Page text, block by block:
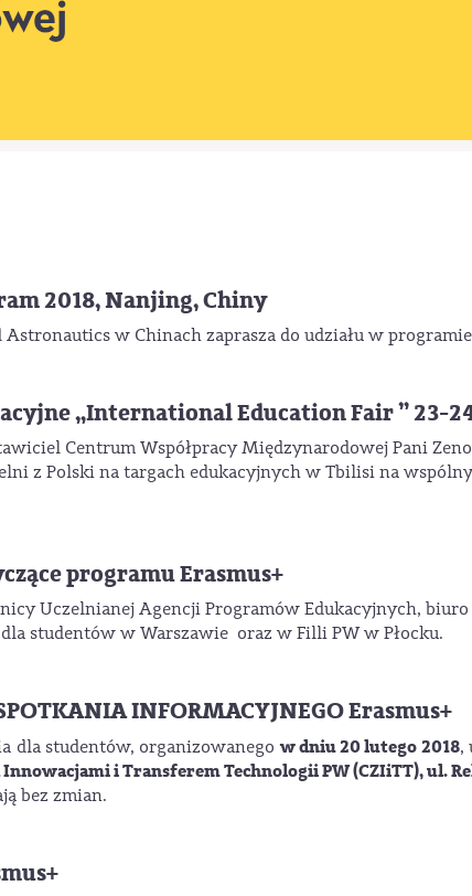
2018, Nanjing, Chiny
w Chinach zaprasza do udziału w programie
„International Education Fair ” 23-
Centrum Współpracy Międzynarodowej Pani
z Polski na targach edukacyjnych w Tbilisi na
programu Erasmus+
Uczelnianej Agencji Programów Edukacyjnych,
studentów w Warszawie oraz w Filli PW w Płocku.
INFORMACYJNEGO Erasmus+
dla studentów, organizowanegow dniu 20 lutego 2018,
i Transferem Technologii PW (CZIiTT), ul.
bez zmian.